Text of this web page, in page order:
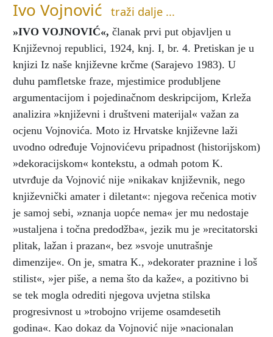
Ivo Vojnović traži dalje ...
»IVO VOJNOVIĆ«, članak prvi put objavljen u
Književnoj republici, 1924, knj. I, br. 4. Pretiskan je u
knjizi Iz naše književne krčme (Sarajevo 1983). U
duhu pamfletske fraze, mjestimice produbljene
argumentacijom i pojedinačnom deskripcijom, Krleža
analizira »književni i društveni materijal« važan za
ocjenu Vojnovića. Moto iz Hrvatske književne laži
uvodno određuje Vojnovićevu pripadnost (historijskom)
»dekoracijskom« kontekstu, a odmah potom K.
utvrđuje da Vojnović nije »nikakav književnik, nego
književnički amater i diletant«: njegova rečenica motiv
je samoj sebi, »znanja uopće nema« jer mu nedostaje
»ustaljena i točna predodžba«, jezik mu je »recitatorski
plitak, lažan i prazan«, bez »svoje unutrašnje
dimenzije«. On je, smatra K., »dekorater praznine i loš
stilist«, »jer piše, a nema što da kaže«, a pozitivno bi
se tek mogla odrediti njegova uvjetna stilska
progresivnost u »trobojno vrijeme osamdesetih
godina«. Kao dokaz da Vojnović nije »nacionalan